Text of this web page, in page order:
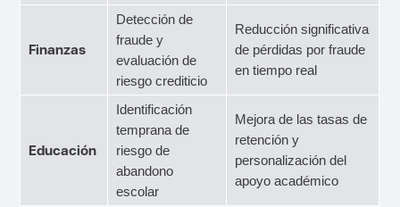
Finanzas
Detección de
fraude y
evaluación de
riesgo crediticio
Reducción significativa
de pérdidas por fraude
en tiempo real
Educación
Identificación
temprana de
riesgo de
abandono
escolar
Mejora de las tasas de
retención y
personalización del
apoyo académico